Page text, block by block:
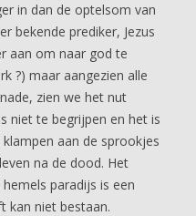
in dan de optelsom van
bekende prediker, Jezus
aan om naar god te
?) maar aangezien alle
zien we het nut
niet te begrijpen en het is
aan de sprookjes
na de dood. Het
paradijs is een
kan niet bestaan.